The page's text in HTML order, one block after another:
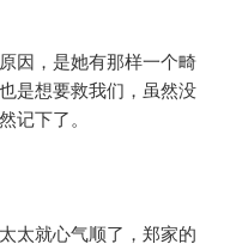
因，是她有那样一个畸
是想要救我们，虽然没
记下了。
太就心气顺了，郑家的